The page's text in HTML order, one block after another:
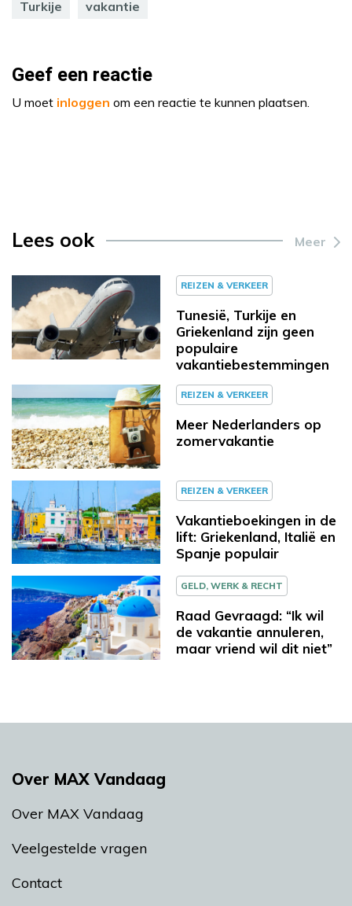
Turkije vakantie
Geef een reactie
U moet inloggen om een reactie te kunnen plaatsen.
Lees ook Meer
REIZEN & VERKEER
Tunesië, Turkije en
Griekenland zijn geen
populaire
vakantiebestemmingen
REIZEN & VERKEER
Meer Nederlanders op
zomervakantie
REIZEN & VERKEER
Vakantieboekingen in de
lift: Griekenland, Italië en
Spanje populair
GELD, WERK & RECHT
Raad Gevraagd: “Ik wil
de vakantie annuleren,
maar vriend wil dit niet”
Over MAX Vandaag
Over MAX Vandaag
Veelgestelde vragen
Contact